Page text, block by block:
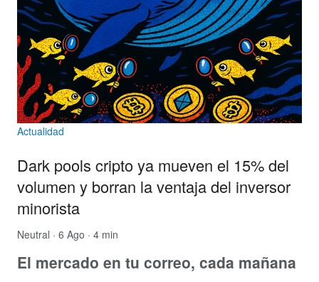
Actualidad
Dark pools cripto ya mueven el 15% del
volumen y borran la ventaja del inversor
minorista
Neutral · 6 Ago · 4 min
El mercado en tu correo, cada mañana